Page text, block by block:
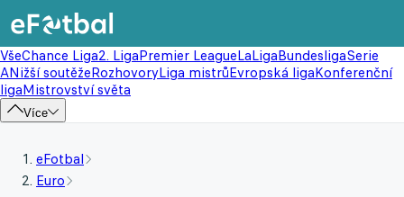
VšeChance Liga2. LigaPremier LeagueLaLigaBundesligaSerie
ANižší soutěžeRozhovoryLiga mistrůEvropská ligaKonferenční
ligaMistrovství světa
Více
eFotbal
Euro